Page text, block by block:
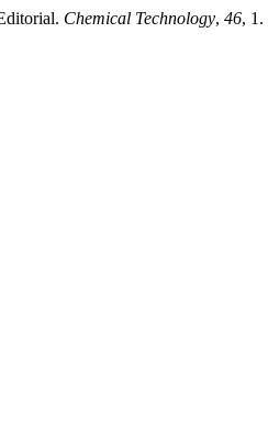
Chemical Technology, 46, 1.